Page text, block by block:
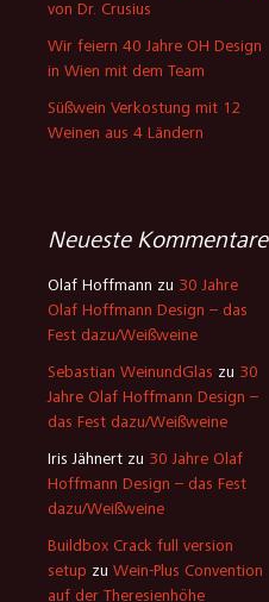
von Dr. Crusius
Wir feiern 40 Jahre OH Design
in Wien mit dem Team
Süßwein Verkostung mit 12
Weinen aus 4 Ländern
Neueste Kommentare
Olaf Hoffmann zu 30 Jahre
Olaf Hoffmann Design – das
Fest dazu/Weißweine
Sebastian WeinundGlas zu 30
Jahre Olaf Hoffmann Design –
das Fest dazu/Weißweine
Iris Jähnert zu 30 Jahre Olaf
Hoffmann Design – das Fest
dazu/Weißweine
Buildbox Crack full version
setup zu Wein-Plus Convention
auf der Theresienhöhe